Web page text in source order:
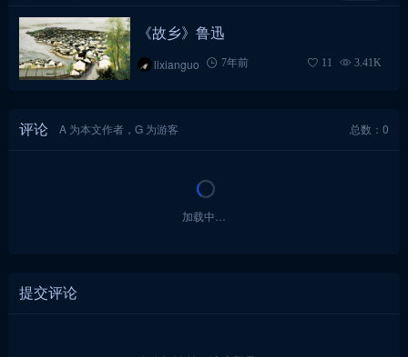
《故乡》鲁迅
lixianguo 7年前 11 3.41K
评论 A 为本文作者，G 为游客 总数：0
加载中…
提交评论